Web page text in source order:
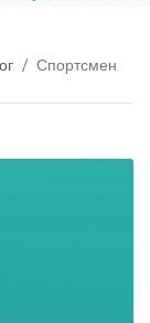
Спортсмен